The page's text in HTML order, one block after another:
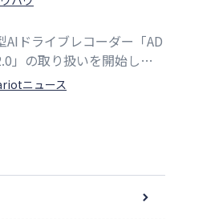
AIドライブレコーダー「AD
」の取り扱いを開始しま
ニュース